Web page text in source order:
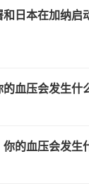
日本在加纳
血压会发生什
的血压会发生